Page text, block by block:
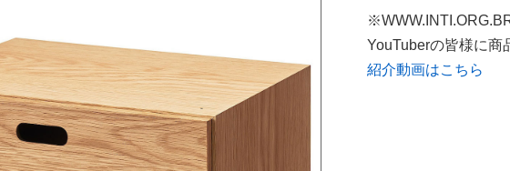
YouTuberの皆様に商
紹介動画はこちら